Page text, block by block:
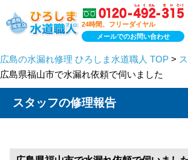
24時間、フリーダイヤル
メールでのお問い合わせ
広島の水漏れ修理 ひろしま水道職人 TOP >
広島県福山市で水漏れ依頼で伺いました
スタッフの修理報告